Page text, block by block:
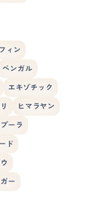
ィン
ベンガル
エキゾチック
ヒマラヤン
ーラ
ド
ー